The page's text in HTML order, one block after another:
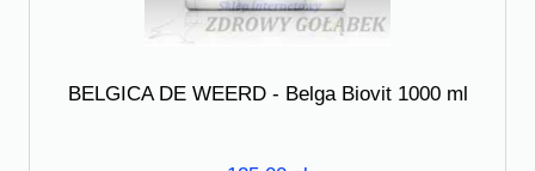
BELGICA DE WEERD - Belga Biovit 1000 ml